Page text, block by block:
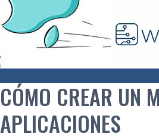
CÓMO CREAR UN
APLICACIONES